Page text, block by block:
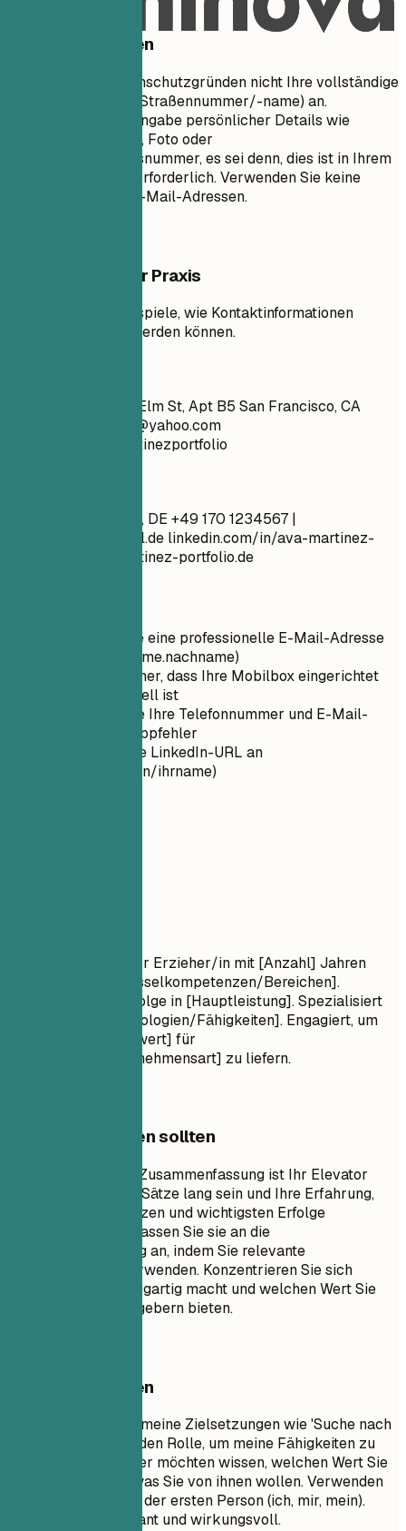
Besser vermeiden
Geben Sie aus Datenschutzgründen nicht Ihre vollständige
physische Adresse (Straßennummer/-name) an.
Vermeiden Sie die Angabe persönlicher Details wie
Familienstand, Alter, Foto oder
Sozialversicherungsnummer, es sei denn, dies ist in Ihrem
Land ausdrücklich erforderlich. Verwenden Sie keine
unprofessionellen E-Mail-Adressen.
Beispiele aus der Praxis
Sehen Sie klare Beispiele, wie Kontaktinformationen
effektiv formatiert werden können.
Ava Martinez 1234 Elm St, Apt B5 San Francisco, CA
amartinez12@yahoo.com
github.com/avamartinezportfolio
Ava Martinez Berlin, DE +49 170 1234567 |
ava.martinez@email.de linkedin.com/in/ava-martinez-
erzieherin | avamartinez-portfolio.de
Verwenden Sie eine professionelle E-Mail-Adresse
(Format: vorname.nachname)
Stellen Sie sicher, dass Ihre Mobilbox eingerichtet
und professionell ist
Überprüfen Sie Ihre Telefonnummer und E-Mail-
Adresse auf Tippfehler
Passen Sie Ihre LinkedIn-URL an
(linkedin.com/in/ihrname)
Ergebnisorientierte/r Erzieher/in mit [Anzahl] Jahren
Erfahrung in [Schlüsselkompetenzen/Bereichen].
Nachgewiesene Erfolge in [Hauptleistung]. Spezialisiert
auf [Schlüsseltechnologien/Fähigkeiten]. Engagiert, um
[spezifischen Mehrwert] für
[Zielbranche/Unternehmensart] zu liefern.
Worauf Sie achten sollten
Eine professionelle Zusammenfassung ist Ihr Elevator
Pitch. Sie sollte 3-5 Sätze lang sein und Ihre Erfahrung,
Schlüsselkompetenzen und wichtigsten Erfolge
zusammenfassen. Passen Sie sie an die
Stellenbeschreibung an, indem Sie relevante
Schlüsselwörter verwenden. Konzentrieren Sie sich
darauf, was Sie einzigartig macht und welchen Wert Sie
potenziellen Arbeitgebern bieten.
Besser vermeiden
Vermeiden Sie allgemeine Zielsetzungen wie 'Suche nach
einer herausfordernden Rolle, um meine Fähigkeiten zu
entwickeln.' Recruiter möchten wissen, welchen Wert Sie
ihnen bieten, nicht was Sie von ihnen wollen. Verwenden
Sie keine Pronomen der ersten Person (ich, mir, mein).
Halten Sie es prägnant und wirkungsvoll.